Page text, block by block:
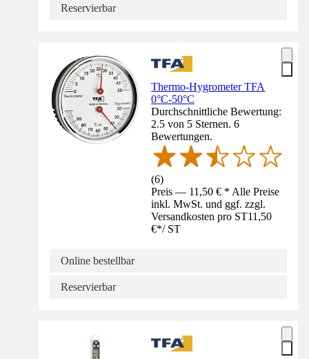
Reservierbar
Thermo-Hygrometer TFA
0°C-50°C
Durchschnittliche Bewertung:
2.5 von 5 Sternen. 6
Bewertungen.
(6)
Preis — 11,50 € * Alle Preise
inkl. MwSt. und ggf. zzgl.
Versandkosten pro ST11,50
€*/ ST
Online bestellbar
Reservierbar